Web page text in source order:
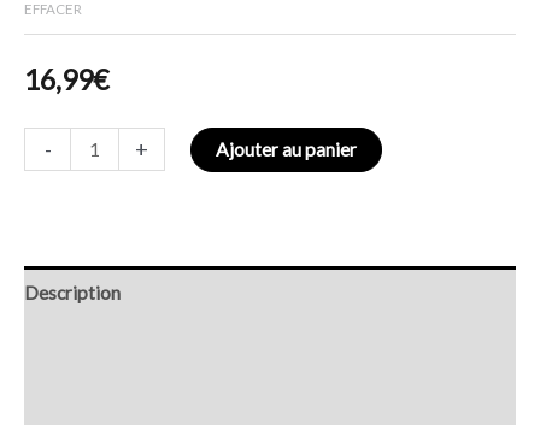
EFFACER
16,99€
- + Ajouter au panier
Description